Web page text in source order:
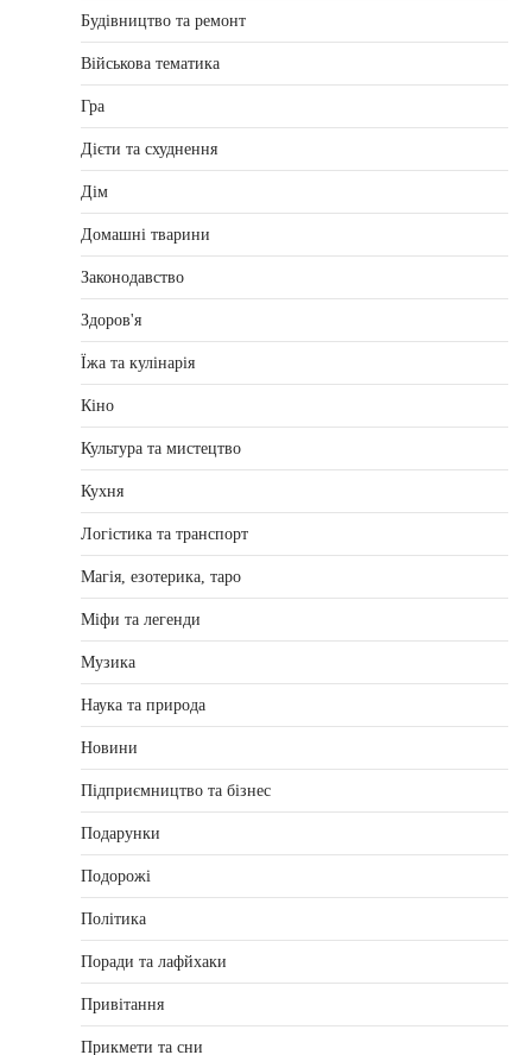
Будівництво та ремонт
Військова тематика
Гра
Дієти та схуднення
Дім
Домашні тварини
Законодавство
Здоров'я
Їжа та кулінарія
Кіно
Культура та мистецтво
Кухня
Логістика та транспорт
Магія, езотерика, таро
Міфи та легенди
Музика
Наука та природа
Новини
Підприємництво та бізнес
Подарунки
Подорожі
Політика
Поради та лафйхаки
Привітання
Прикмети та сни